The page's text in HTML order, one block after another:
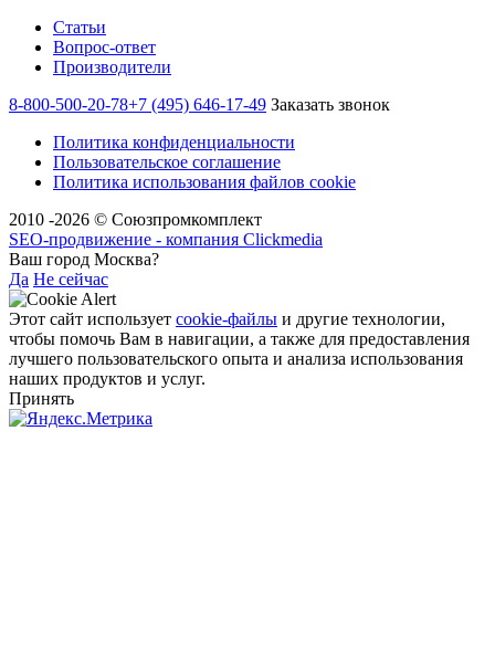
Статьи
Вопрос-ответ
Производители
8-800-500-20-78+7 (495) 646-17-49 Заказать звонок
Политика конфиденциальности
Пользовательское соглашение
Политика использования файлов cookie
2010 -2026 © Союзпромкомплект
SEO-продвижение - компания Clickmedia
Ваш город Москва?
Да Не сейчас
Этот сайт использует cookie-файлы и другие технологии,
чтобы помочь Вам в навигации, а также для предоставления
лучшего пользовательского опыта и анализа использования
наших продуктов и услуг.
Принять